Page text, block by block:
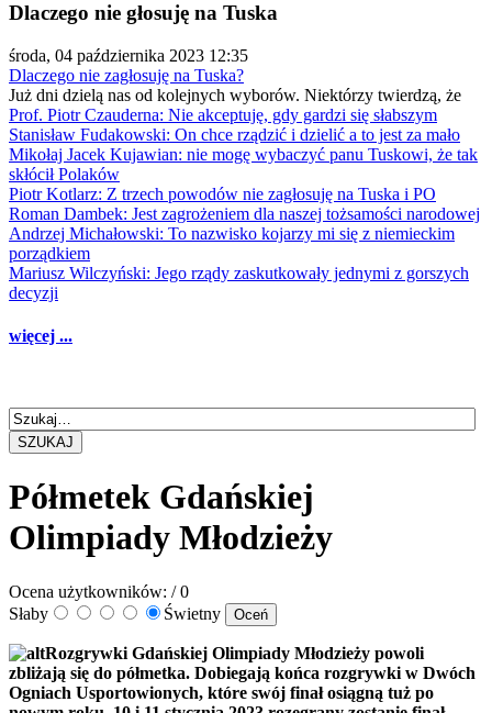
Dlaczego nie głosuję na Tuska
środa, 04 października 2023 12:35
Dlaczego nie zagłosuję na Tuska?
Już dni dzielą nas od kolejnych wyborów. Niektórzy twierdzą, że
Prof. Piotr Czauderna: Nie akceptuję, gdy gardzi się słabszym
Stanisław Fudakowski: On chce rządzić i dzielić a to jest za mało
Mikołaj Jacek Kujawian: nie mogę wybaczyć panu Tuskowi, że tak
skłócił Polaków
Piotr Kotlarz: Z trzech powodów nie zagłosuję na Tuska i PO
Roman Dambek: Jest zagrożeniem dla naszej tożsamości narodowej
Andrzej Michałowski: To nazwisko kojarzy mi się z niemieckim
porządkiem
Mariusz Wilczyński: Jego rządy zaskutkowały jednymi z gorszych
decyzji
więcej ...
SZUKAJ
Półmetek Gdańskiej
Olimpiady Młodzieży
Ocena użytkowników: / 0
Słaby
Świetny
Rozgrywki Gdańskiej Olimpiady Młodzieży powoli
zbliżają się do półmetka. Dobiegają końca rozgrywki w Dwóch
Ogniach Usportowionych, które swój finał osiągną tuż po